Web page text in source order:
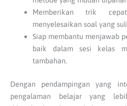
Memberikan trik
menyelesaikan soal yang
Siap membantu menjawab
baik dalam sesi kelas
tambahan.
Dengan pendampingan yang
pengalaman belajar yang